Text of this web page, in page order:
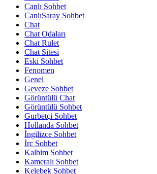
Canlı Sohbet
CanlıSaray Sohbet
Chat
Chat Odaları
Chat Rulet
Chat Sitesi
Eski Sohbet
Fenomen
Genel
Geveze Sohbet
Görüntülü Chat
Görüntülü Sohbet
Gurbetçi Sohbet
Hollanda Sohbet
İngilizce Sohbet
İrc Sohbet
Kalbim Sohbet
Kameralı Sohbet
Kelebek Sohbet